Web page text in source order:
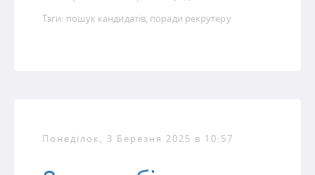
Тэги: пошук кандидатів, поради рекрутеру
Понеділок, 3 Березня 2025 в 10:57